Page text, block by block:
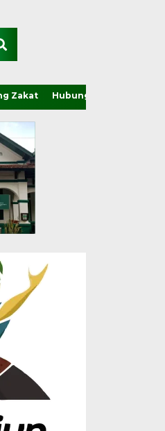
Zakat Hubungi Kami
LDII
Sinergi